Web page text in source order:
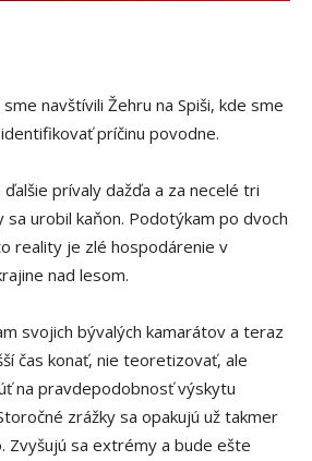
navštívili Žehru na Spiši, kde sme
príčinu povodne.
prívaly dažďa a za necelé tri
urobil kaňon. Podotýkam po dvoch
reality je zlé hospodárenie v
nad lesom.
svojich bývalých kamarátov a teraz
čas konať, nie teoretizovať, ale
na pravdepodobnosť výskytu
zrážky sa opakujú už takmer
Zvyšujú sa extrémy a bude ešte